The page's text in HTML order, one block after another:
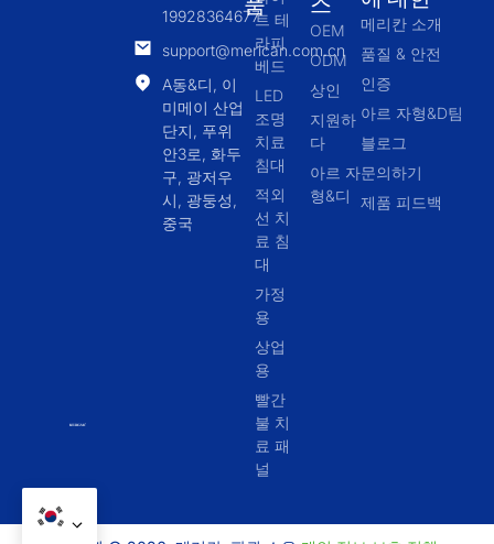
19928364677
support@merican.com.cn
A동&디, 이
미메이 산업
단지, 푸위
안3로, 화두
구, 광저우
시, 광둥성,
중국
트 테
라피
베드
LED
조명
치료
침대
적외
선 치
료 침
대
가정
용
상업
용
빨간
불 치
료 패
널
OEM
ODM
상인
지원하
다
아르 자
형&디
메리칸 소개
품질 & 안전
인증
아르 자형&D팀
블로그
문의하기
제품 피드백